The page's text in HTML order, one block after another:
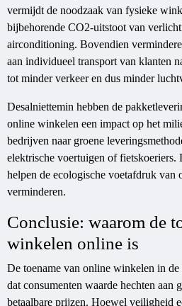
vermijdt de noodzaak van fysieke
bijbehorende CO2-uitstoot van
airconditioning. Bovendien
aan individueel transport van klanten
tot minder verkeer en dus minder
Desalniettemin hebben de
online winkelen een impact op het
bedrijven naar groene
elektrische voertuigen of fietskoeriers.
helpen de ecologische voetafdruk van
verminderen.
Conclusie: waarom de
winkelen online is
De toename van online winkelen in de
dat consumenten waarde hechten aan
betaalbare prijzen. Hoewel veiligheid